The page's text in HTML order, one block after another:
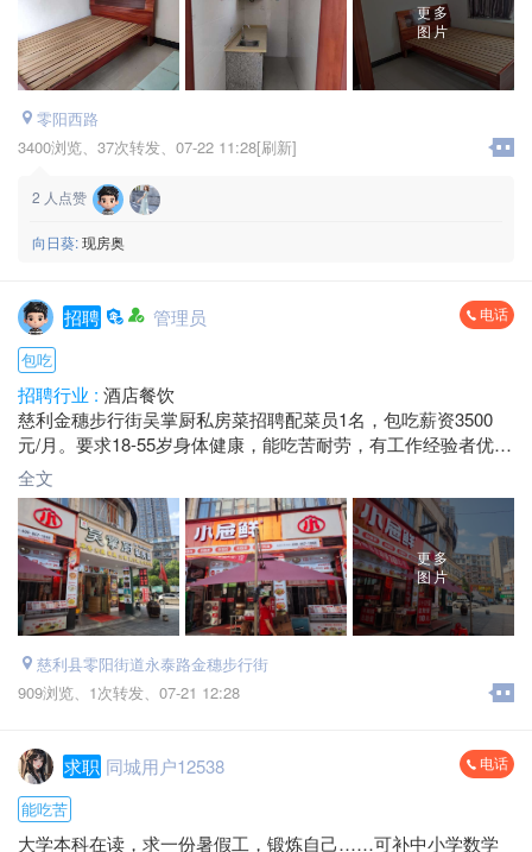
更多
图片
零阳西路
3400浏览、 37次转发、 07-22 11:28[刷新]
2 人点赞
向日葵:现房奥
招聘 管理员 电话
包吃
招聘行业 : 酒店餐饮
慈利金穗步行街吴掌厨私房菜招聘配菜员1名，包吃薪资3500
元/月。要求18-55岁身体健康，能吃苦耐劳，有工作经验者优
先，欢迎直接来店面试。
地址：慈利金穗步行街吴掌厨私房菜
电话：*****7858 唐总
全文
更多
图片
慈利县零阳街道永泰路金穗步行街
909浏览、 1次转发、 07-21 12:28
求职 同城用户12538 电话
能吃苦
大学本科在读，求一份暑假工，锻炼自己……可补中小学数学